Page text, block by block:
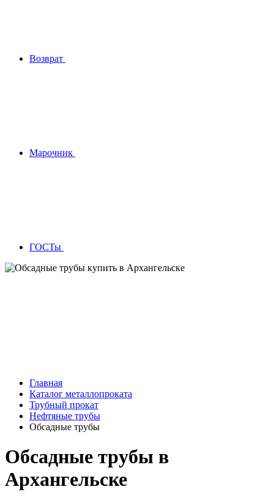
Возврат
Марочник
ГОСТы
Главная
Каталог металлопроката
Трубный прокат
Нефтяные трубы
Обсадные трубы
Обсадные трубы в
Архангельске